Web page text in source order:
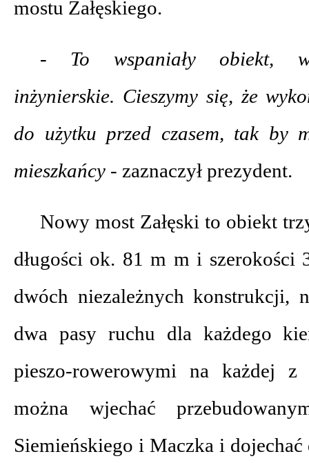
mostu Załęskiego.
- To wspaniały obiekt,
inżynierskie. Cieszymy się, że
do użytku przed czasem, tak by
mieszkańcy - zaznaczył prezydent.
Nowy most Załęski to obiekt
długości ok. 81 m m i szerokości
dwóch niezależnych konstrukcji,
dwa pasy ruchu dla każdego
pieszo-rowerowymi na każdej
można wjechać
Siemieńskiego i Maczka i